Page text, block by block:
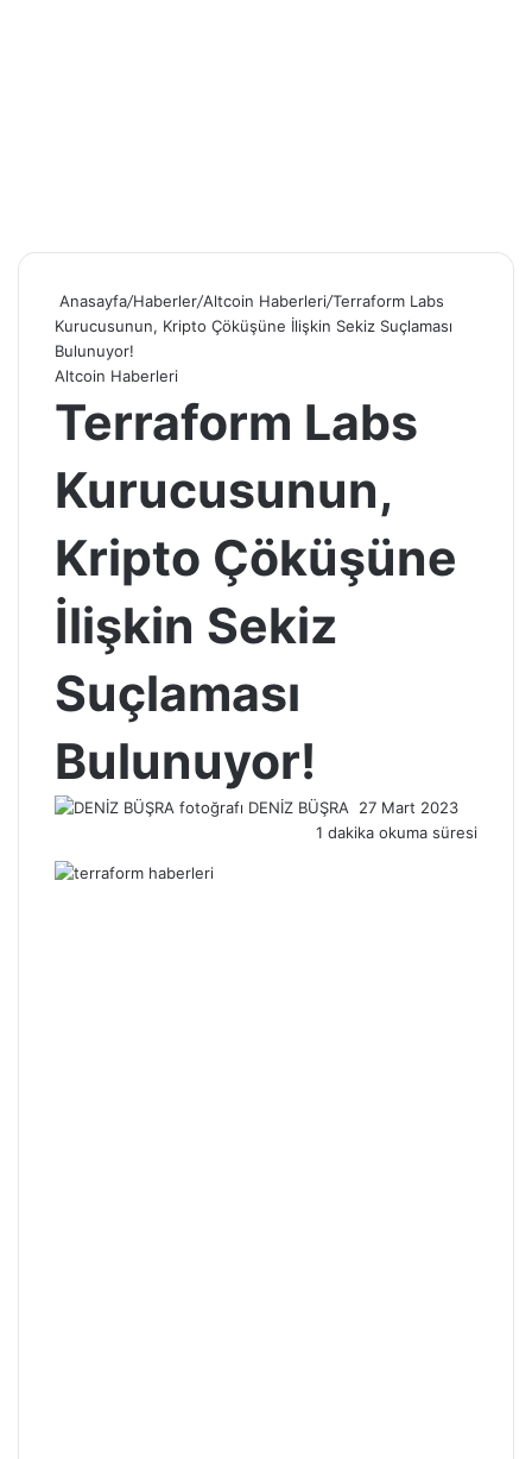
Anasayfa/Haberler/Altcoin Haberleri/Terraform Labs
Kurucusunun, Kripto Çöküşüne İlişkin Sekiz Suçlaması
Bulunuyor!
Altcoin Haberleri
Terraform Labs
Kurucusunun,
Kripto Çöküşüne
İlişkin Sekiz
Suçlaması
Bulunuyor!
DENİZ BÜŞRA
Bir
e-
27 Mart 2023
1 dakika okuma süresi